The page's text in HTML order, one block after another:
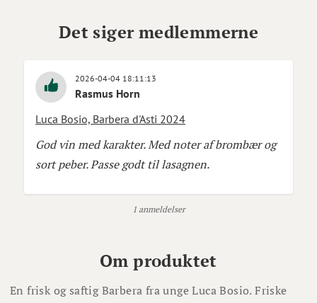
Det siger medlemmerne
2026-04-04 18:11:13
Rasmus Horn
Luca Bosio, Barbera d'Asti 2024
God vin med karakter. Med noter af brombær og
sort peber. Passe godt til lasagnen.
1 anmeldelser
Om produktet
En frisk og saftig Barbera fra unge Luca Bosio. Friske